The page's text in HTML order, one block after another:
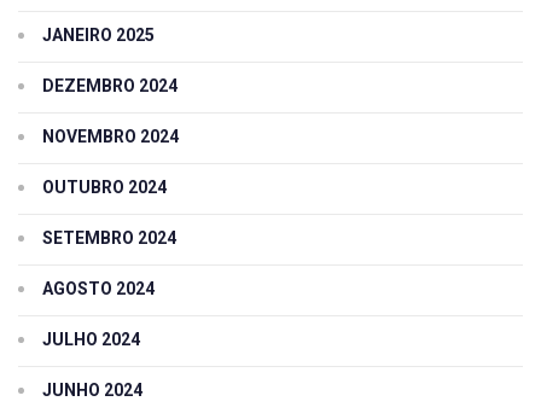
JANEIRO 2025
DEZEMBRO 2024
NOVEMBRO 2024
OUTUBRO 2024
SETEMBRO 2024
AGOSTO 2024
JULHO 2024
JUNHO 2024